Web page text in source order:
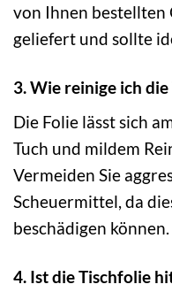
von Ihnen bestellten
geliefert und sollte
3. Wie reinige ich
Die Folie lässt sich
Tuch und mildem
Vermeiden Sie
Scheuermittel, da
beschädigen können.
4. Ist die Tischfolie